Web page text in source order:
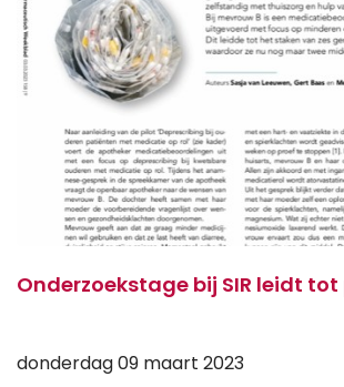
Onderzoekstage bij SIR leidt
donderdag 09 maart 2023